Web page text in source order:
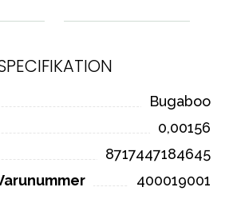
Bugaboo
0,00156
8717447184645
400019001